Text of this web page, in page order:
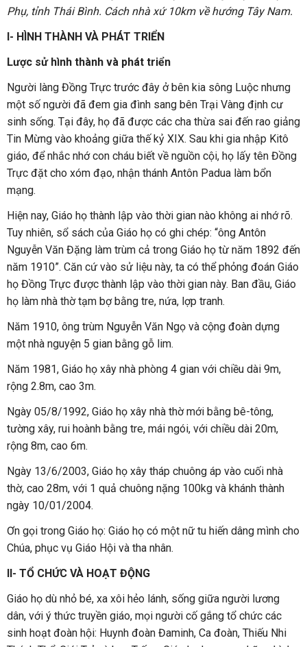
Phụ, tỉnh Thái Bình. Cách nhà xứ 10km về hướng Tây Nam.
I- HÌNH THÀNH VÀ PHÁT TRIỂN
Lược sử hình thành và phát triển
Người làng Đồng Trực trước đây ở bên kia sông Luộc nhưng
một số người đã đem gia đình sang bên Trại Vàng định cư
sinh sống. Tại đây, họ đã được các cha thừa sai đến rao giảng
Tin Mừng vào khoảng giữa thế kỷ XIX. Sau khi gia nhập Kitô
giáo, để nhắc nhớ con cháu biết về nguồn cội, họ lấy tên Đồng
Trực đặt cho xóm đạo, nhận thánh Antôn Padua làm bổn
mạng.
Hiện nay, Giáo họ thành lập vào thời gian nào không ai nhớ rõ.
Tuy nhiên, sổ sách của Giáo họ có ghi chép: “ông Antôn
Nguyễn Văn Đặng làm trùm cả trong Giáo họ từ năm 1892 đến
năm 1910”. Căn cứ vào sử liệu này, ta có thể phỏng đoán Giáo
họ Đồng Trực được thành lập vào thời gian này. Ban đầu, Giáo
họ làm nhà thờ tạm bợ bằng tre, nứa, lợp tranh.
Năm 1910, ông trùm Nguyễn Văn Ngọ và cộng đoàn dựng
một nhà nguyện 5 gian bằng gỗ lim.
Năm 1981, Giáo họ xây nhà phòng 4 gian với chiều dài 9m,
rộng 2.8m, cao 3m.
Ngày 05/8/1992, Giáo họ xây nhà thờ mới bằng bê-tông,
tường xây, rui hoành bằng tre, mái ngói, với chiều dài 20m,
rộng 8m, cao 6m.
Ngày 13/6/2003, Giáo họ xây tháp chuông áp vào cuối nhà
thờ, cao 28m, với 1 quả chuông nặng 100kg và khánh thành
ngày 10/01/2004.
Ơn gọi trong Giáo họ: Giáo họ có một nữ tu hiến dâng mình cho
Chúa, phục vụ Giáo Hội và tha nhân.
II- TỔ CHỨC VÀ HOẠT ĐỘNG
Giáo họ dù nhỏ bé, xa xôi hẻo lánh, sống giữa người lương
dân, với ý thức truyền giáo, mọi người cố gắng tổ chức các
sinh hoạt đoàn hội: Huynh đoàn Đaminh, Ca đoàn, Thiếu Nhi